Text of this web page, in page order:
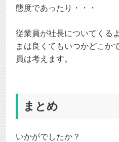
態度であったり・・・
従業員が社長についてくる
まは良くてもいつかどこか
員は考えます。
まとめ
いかがでしたか？